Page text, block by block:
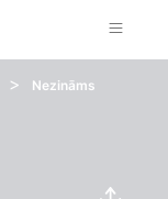
>
Nezināms